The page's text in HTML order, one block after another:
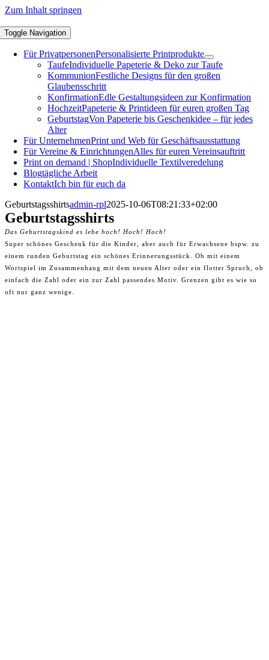
Zum Inhalt springen
Toggle Navigation
Für PrivatpersonenPersonalisierte Printprodukte
TaufeIndividuelle Papeterie & Deko zur Taufe
KommunionFestliche Designs für den großen
Glaubensschritt
KonfirmationEdle Gestaltungsideen zur Konfirmation
HochzeitPapeterie & Printideen für euren großen Tag
GeburtstagVon Papeterie bis Geschenkidee – für jedes
Alter
Für UnternehmenPrint und Web für Geschäftsausstattung
Für Vereine & EinrichtungenAlles für euren Vereinsauftritt
Print on demand | ShopIndividuelle Textilveredelung
Blogtägliche Arbeit
KontaktIch bin für euch da
Geburtstagsshirtsadmin-rpl2025-10-06T08:21:33+02:00
Geburtstagsshirts
Das Geburtstagskind es lebe hoch! Hoch! Hoch!
Super schönes Geschenk für die Kinder, aber auch für Erwachsene bspw. zu
einem runden Geburtstag ein schönes Erinnerungsstück. Ob mit einem
Wortspiel im Zusammenhang mit dem neuen Alter oder ein flotter Spruch, ob
einfach die Zahl oder ein zur Zahl passendes Motiv. Grenzen gibt es wie so
oft nur ganz wenige.